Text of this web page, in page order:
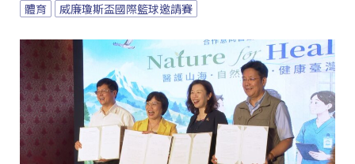
體育 威廉瓊斯盃國際籃球邀請賽